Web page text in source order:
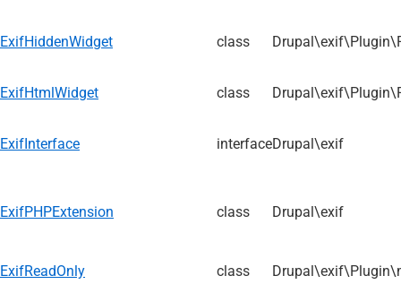
ExifHiddenWidget class
ExifHtmlWidget class
ExifInterface interfaceDrupal\exif
ExifPHPExtension class Drupal\exif
ExifReadOnly class